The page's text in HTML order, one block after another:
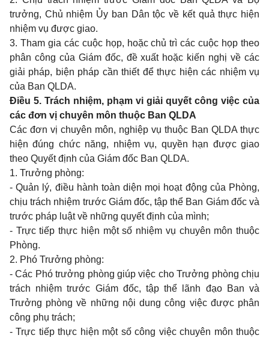
trưởng, Chủ nhiệm Ủy ban Dân tộc về kết quả thực hiện
nhiệm vụ được giao.
3. Tham gia các cuộc họp, hoặc chủ trì các cuộc họp theo
phân công của Giám đốc, đề xuất hoặc kiến nghị về các
giải pháp, biện pháp cần thiết để thực hiện các nhiệm vụ
của Ban QLDA.
Điều 5. Trách nhiệm, phạm vi giải quyết công việc của
các đơn vị chuyên môn thuộc Ban QLDA
Các đơn vị chuyên môn, nghiệp vụ thuộc Ban QLDA thực
hiện đúng chức năng, nhiệm vụ, quyền hạn được giao
theo Quyết định của Giám đốc Ban QLDA.
1. Trưởng phòng:
- Quản lý, điều hành toàn diện mọi hoạt động của Phòng,
chịu trách nhiệm trước Giám đốc, tập thể Ban Giám đốc và
trước pháp luật về những quyết định của mình;
- Trực tiếp thực hiện một số nhiệm vụ chuyên môn thuộc
Phòng.
2. Phó Trưởng phòng:
- Các Phó trưởng phòng giúp việc cho Trưởng phòng chịu
trách nhiệm trước Giám đốc, tập thể lãnh đạo Ban và
Trưởng phòng về những nội dung công việc được phân
công phụ trách;
- Trực tiếp thực hiện một số công việc chuyên môn thuộc